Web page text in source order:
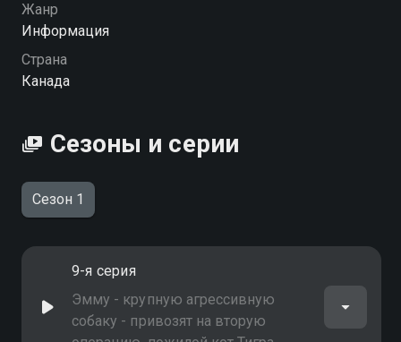
Жанр
Информация
Страна
Канада
Сезоны и серии
Сезон 1
9-я серия
Эмму - крупную агрессивную
собаку - привозят на вторую